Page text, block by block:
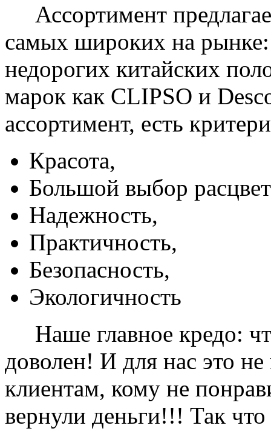
Ассортимент
самых широких на
недорогих китайских
марок как CLIPSO и
ассортимент, есть
Красота,
Большой выбор
Надежность,
Практичность,
Безопасность,
Экологичность
Наше главное кредо:
доволен! И для нас это
клиентам, кому не
вернули деньги!!! Так